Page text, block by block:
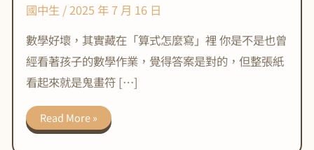
國中生 / 2025 年 7 月 16 日
數學好壞，其實藏在「算式怎麼寫」裡 你是不是也曾
經看著孩子的數學作業，覺得答案是對的，但整張紙
看起來就是鬼畫符 […]
升
上
國
一，
Read More »